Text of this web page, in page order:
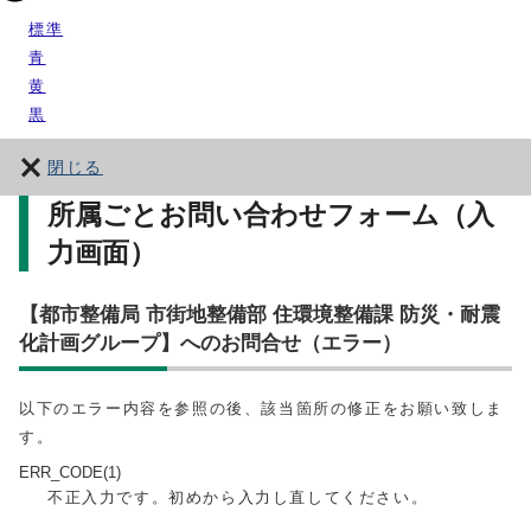
標準
青
黄
黒
閉じる
所属ごとお問い合わせフォーム（入
力画面）
【都市整備局 市街地整備部 住環境整備課 防災・耐震
化計画グループ】へのお問合せ（エラー）
以下のエラー内容を参照の後、該当箇所の修正をお願い致しま
す。
ERR_CODE(1)
不正入力です。初めから入力し直してください。